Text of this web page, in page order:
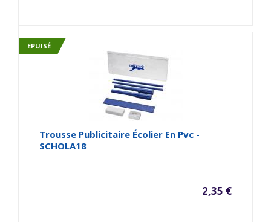
EPUISÉ
Trousse Publicitaire Écolier En Pvc -
SCHOLA18
2,35 €